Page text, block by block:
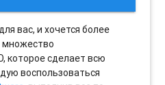
вас, и хочется более
множество
которое сделает всю
воспользоваться